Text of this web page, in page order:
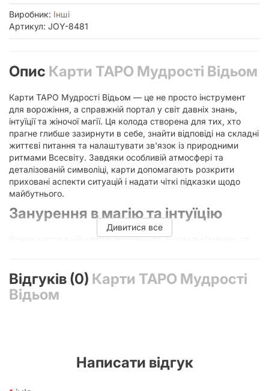
Виробник: Інші
Артикул: JOY-8481
Опис Карти ТАРО Мудрості Відьом
Карти ТАРО Мудрості Відьом — це не просто інструмент
для ворожіння, а справжній портал у світ давніх знань,
інтуїції та жіночої магії. Ця колода створена для тих, хто
прагне глибше зазирнути в себе, знайти відповіді на складні
життєві питання та налаштувати зв'язок із природними
ритмами Всесвіту. Завдяки особливій атмосфері та
деталізованій символіці, карти допомагають розкрити
приховані аспекти ситуацій і надати чіткі підказки щодо
майбутнього.
Занурення в магію та інтуїцію
Кожна карта в цій колоді просякнута духом від’ємниць та
протягом століть вивчали властивості трав, рухи зірок та
мову снів. Це ідеальний вибір як для досвідчених тарологів,
так і для новачків, які тільки починають свій шлях у
Вибір цієї колоди забезпечує особливий підхід до
Дивитися все
Відгуків (0) Карти ТАРО Мудрості
Відьом
Написати відгук